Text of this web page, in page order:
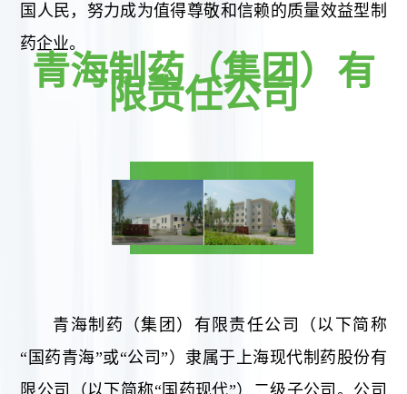
国人民，努力成为值得尊敬和信赖的质量效益型制
药企业。
青海制药（集团）有
限责任公司
青海制药（集团）有限责任公司（以下简称
“国药青海”或“公司”）隶属于上海现代制药股份有
限公司（以下简称“国药现代”）二级子公司。公司